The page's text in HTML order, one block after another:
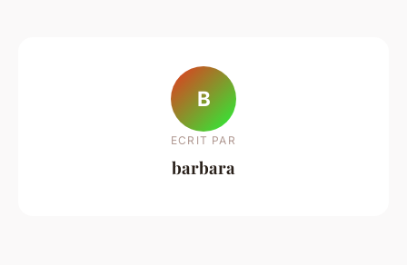
B
ECRIT PAR
barbara